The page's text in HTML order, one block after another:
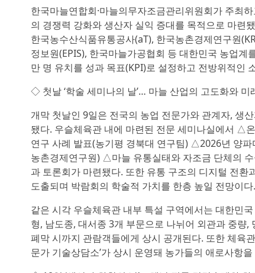
한국마늘연합회·마늘의무자조금관리위원회가 주최
의 경쟁력 강화와 생산자 실익 증대를 목적으로 마련
한국농수산식품유통공사(aT), 한국농촌경제연구원
정보원(EPIS), 한국마늘가공협회 등 대한민국 농업
만 명 유치를 성과 목표(KPI)로 설정하고 전방위적인
◇ 첫날 ‘학술 세미나의 날’… 마늘 산업의 고도화와 미
개막 첫날인 9일은 전국의 농업 전문가와 관계자, 생
됐다. 우슬체육관 내에 마련된 전문 세미나실에서 △
연구 사례 발표(농기평 경북대 연구팀) △2026년 양
농촌경제연구원) △마늘 유통실태와 자조금 단체의
과 토론회가 마련됐다. 또한 유통 구조의 디지털 전
도출되며 박람회의 학술적 가치를 한층 높일 전망이다.
같은 시각 우슬체육관 내부 특설 구역에서는 대한민
형, 남도종, 대서종 3개 부문으로 나뉘어 외관과 중량
폐막 시까지 관람객들에게 상시 공개된다. 또한 체육
문가 기술상담소’가 상시 운영돼 농가들의 애로사항